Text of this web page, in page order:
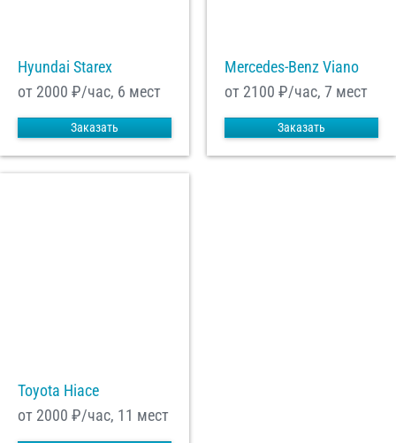
Hyundai Starex
от 2000 ₽/час, 6 мест
Заказать
Mercedes-Benz Viano
от 2100 ₽/час, 7 мест
Заказать
Toyota Hiace
от 2000 ₽/час, 11 мест
обработку моих Персональных данных